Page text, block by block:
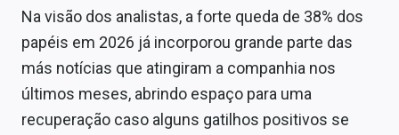
Contato
Na visão dos analistas, a forte queda de 38% dos
papéis em 2026 já incorporou grande parte das
más notícias que atingiram a companhia nos
últimos meses, abrindo espaço para uma
recuperação caso alguns gatilhos positivos se